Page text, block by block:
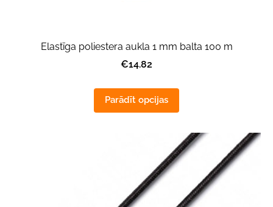
Elastīga poliestera aukla 1 mm balta 100 m
€14.82
Parādīt opcijas